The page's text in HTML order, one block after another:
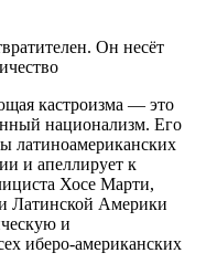
кастроизма — это
национализм. Его
латиноамериканских
и апеллирует к
Хосе Марти,
Латинской Америки
и
иберо-американских